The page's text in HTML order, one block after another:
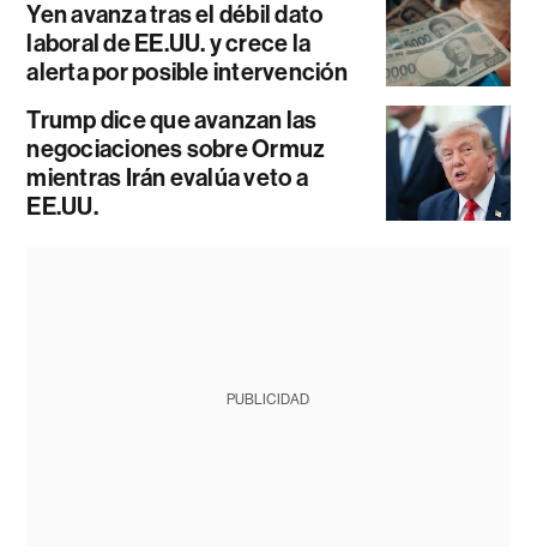
Yen avanza tras el débil dato
laboral de EE.UU. y crece la
alerta por posible intervención
Trump dice que avanzan las
negociaciones sobre Ormuz
mientras Irán evalúa veto a
EE.UU.
PUBLICIDAD